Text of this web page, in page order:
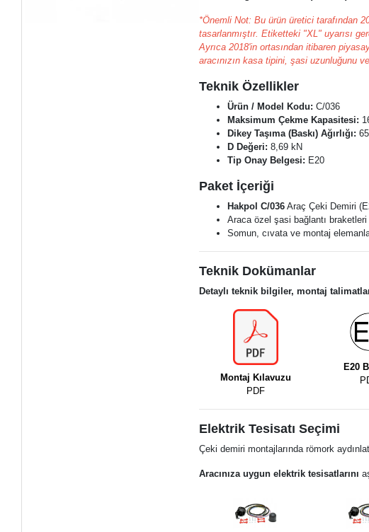
*Önemli Not: Bu ürün üretici tarafından
tasarlanmıştır. Etiketteki "XL" uyarısı
Ayrıca 2018'in ortasından itibaren
aracınızın kasa tipini, şasi uzunluğunu
Teknik Özellikler
Ürün / Model Kodu: C/036
Maksimum Çekme Kapasitesi:
Dikey Taşıma (Baskı) Ağırlığı:
D Değeri: 8,69 kN
Tip Onay Belgesi: E20
Paket İçeriği
Hakpol C/036 Araç Çeki Demiri
Araca özel şasi bağlantı braketleri
Somun, cıvata ve montaj
Teknik Dokümanlar
Detaylı teknik bilgiler, montaj
Montaj Kılavuzu
PDF
E20
Elektrik Tesisatı Seçimi
Çeki demiri montajlarında römork
Aracınıza uygun elektrik tesisatlarını